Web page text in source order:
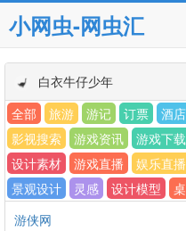
小网虫-网虫汇
白衣牛仔少年
全部
旅游 游记 订票 酒店
影视搜索
游戏资讯 游戏下载
设计素材
游戏直播 娱乐直播
景观设计
灵感 设计模型
游侠网